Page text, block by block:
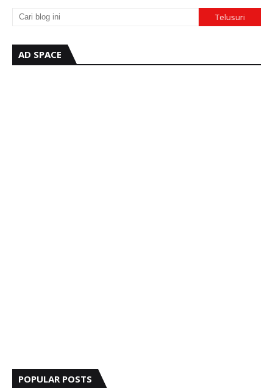
AD SPACE
POPULAR POSTS